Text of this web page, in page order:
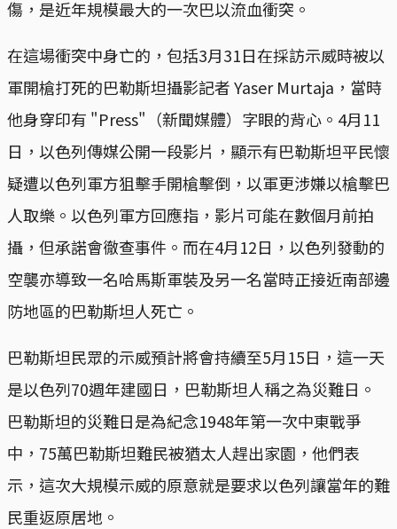
傷，是近年規模最大的一次巴以流血衝突。
在這場衝突中身亡的，包括3月31日在採訪示威時被以
軍開槍打死的巴勒斯坦攝影記者 Yaser Murtaja，當時
他身穿印有 "Press"（新聞媒體）字眼的背心。4月11
日，以色列傳媒公開一段影片，顯示有巴勒斯坦平民懷
疑遭以色列軍方狙擊手開槍擊倒，以軍更涉嫌以槍擊巴
人取樂。以色列軍方回應指，影片可能在數個月前拍
攝，但承諾會徹查事件。而在4月12日，以色列發動的
空襲亦導致一名哈馬斯軍裝及另一名當時正接近南部邊
防地區的巴勒斯坦人死亡。
巴勒斯坦民眾的示威預計將會持續至5月15日，這一天
是以色列70週年建國日，巴勒斯坦人稱之為災難日。
巴勒斯坦的災難日是為紀念1948年第一次中東戰爭
中，75萬巴勒斯坦難民被猶太人趕出家園，他們表
示，這次大規模示威的原意就是要求以色列讓當年的難
民重返原居地。